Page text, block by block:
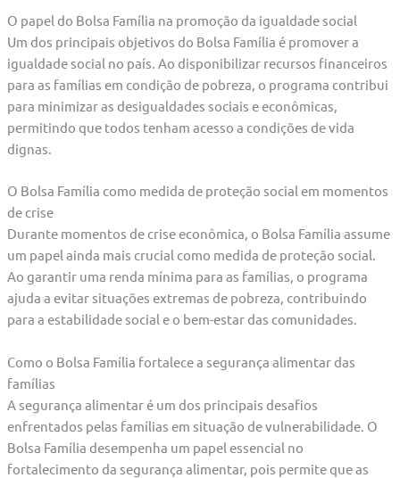
O papel do Bolsa Família na promoção da igualdade social
Um dos principais objetivos do Bolsa Família é promover a
igualdade social no país. Ao disponibilizar recursos financeiros
para as famílias em condição de pobreza, o programa contribui
para minimizar as desigualdades sociais e econômicas,
permitindo que todos tenham acesso a condições de vida
dignas.
O Bolsa Família como medida de proteção social em momentos
de crise
Durante momentos de crise econômica, o Bolsa Família assume
um papel ainda mais crucial como medida de proteção social.
Ao garantir uma renda mínima para as famílias, o programa
ajuda a evitar situações extremas de pobreza, contribuindo
para a estabilidade social e o bem-estar das comunidades.
Como o Bolsa Família fortalece a segurança alimentar das
famílias
A segurança alimentar é um dos principais desafios
enfrentados pelas famílias em situação de vulnerabilidade. O
Bolsa Família desempenha um papel essencial no
fortalecimento da segurança alimentar, pois permite que as